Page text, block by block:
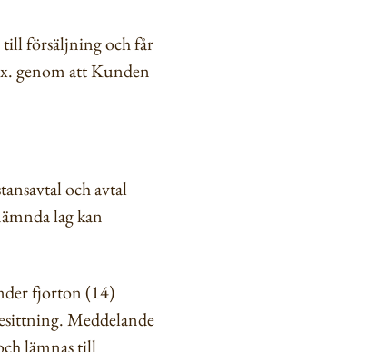
till försäljning och får
genom att Kunden
och avtal
lag kan
fjorton (14)
Meddelande
lämnas till